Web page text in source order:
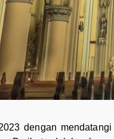
dengan